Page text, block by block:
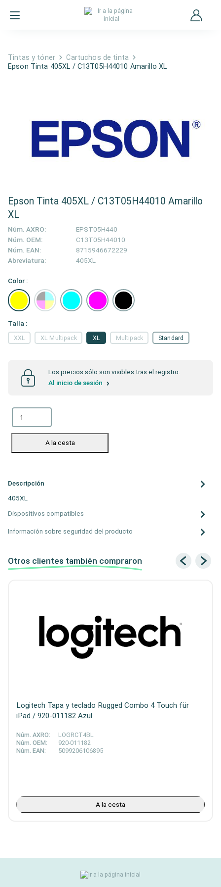
Tintas y tóner
Cartuchos de tinta
Epson Tinta 405XL / C13T05H44010 Amarillo XL
Epson Tinta 405XL / C13T05H44010 Amarillo
XL
Núm. AXRO:
EPST05H440
Núm. OEM:
C13T05H44010
Núm. EAN:
8715946672229
Abreviatura:
405XL
Color :
Talla :
Multipack Standard
XL
XL Multipack
XXL
Los precios sólo son visibles tras el registro.
Al inicio de sesión
A la cesta
Descripción
405XL
Dispositivos compatibles
Información sobre seguridad del producto
Otros clientes también compraron
Logitech Tapa y teclado Rugged Combo 4 Touch für
iPad / 920-011182 Azul
Núm. AXRO:
LOGRCT4BL
Núm. OEM:
920-011182
Núm. EAN:
5099206106895
A la cesta